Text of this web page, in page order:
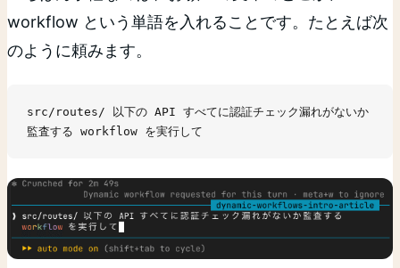
workflow という単語を入れることです。たとえば次
のように頼みます。
src/routes/ 以下の API すべてに認証チェック漏れがないか
監査する workflow を実行して